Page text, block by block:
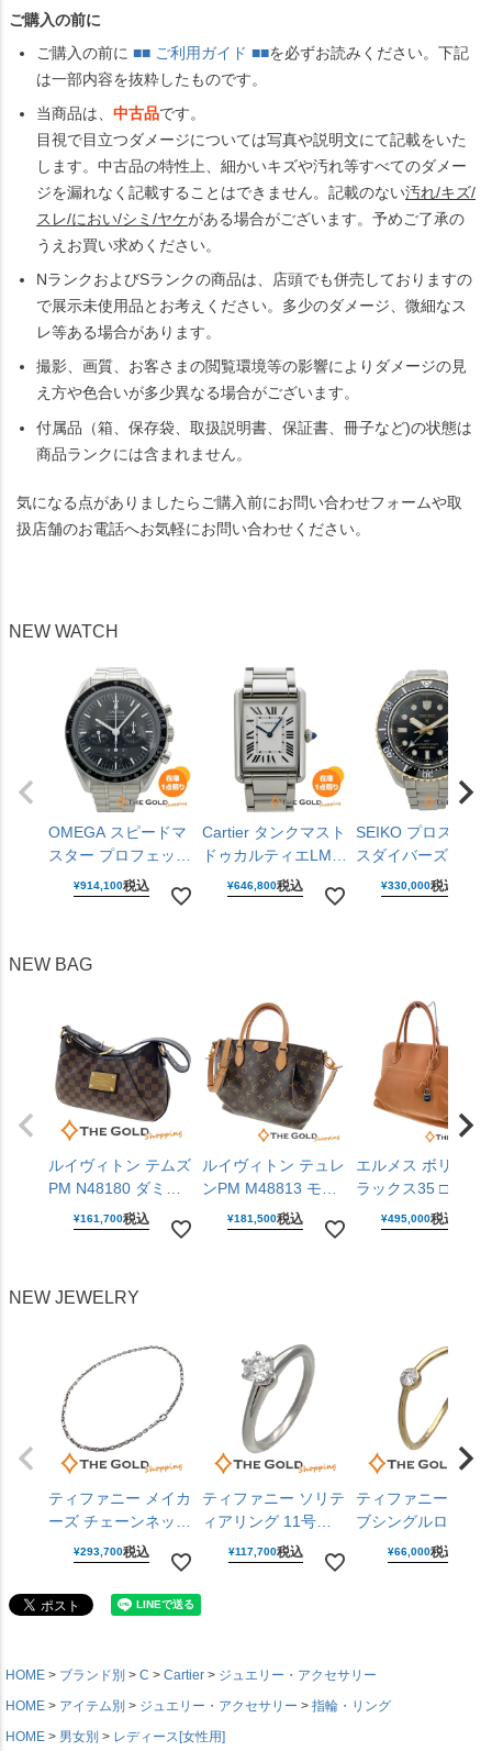
ご購入の前に
ご購入の前に ■■ ご利用ガイド ■■を必ずお読みください。下記
は一部内容を抜粋したものです。
当商品は、 中古品です。
目視で目立つダメージについては写真や説明文にて記載をいた
します。中古品の特性上、細かいキズや汚れ等すべてのダメー
ジを漏れなく記載することはできません。記載のない汚れ/キズ/
スレ/におい/シミ/ヤケがある場合がございます。予めご了承の
うえお買い求めください。
NランクおよびSランクの商品は、店頭でも併売しておりますの
で展示未使用品とお考えください。多少のダメージ、微細なス
レ等ある場合があります。
撮影、画質、お客さまの閲覧環境等の影響によりダメージの見
え方や色合いが多少異なる場合がございます。
付属品（箱、保存袋、取扱説明書、保証書、冊子など)の状態は
商品ランクには含まれません。
気になる点がありましたらご購入前にお問い合わせフォームや取
扱店舗のお電話へお気軽にお問い合わせください。
NEW WATCH
OMEGA スピードマ
スター プロフェッシ
ョナル
310.30.42.50.01.001
時計 メンズ ウォッ
¥914,100税込
Cartier タンクマスト
ドゥカルティエLM
WSTA0106 ラージモ
デル 25mm クォーツ
¥646,800税込
SEIKO プロスペッ
スダイバーズキュ
バーGMT SBEJ030
6R54-00R0 黒文字
¥330,000税込
NEW BAG
ルイヴィトン テムズ
PM N48180 ダミエ
キャンバス レザー
ブラウン 肩掛け ワ
VUITTON 【中古】
¥161,700税込
ルイヴィトン テュレ
ンPM M48813 モノ
グラム キャンバス
ブラウン 2WAY 斜め
¥181,500税込
エルメス ボリード
ラックス35 □P刻印
2012年 ライトブラ
ウン ヴォー・シッ
¥495,000税込
NEW JEWELRY
ティファニー メイカ
ーズ チェーンネック
レス 925 750 YG イ
エローゴールド シル
バーアクセサリー メ
ンズ レディース
¥293,700税込
ティファニー ソリテ
ィアリング 11号
PT950 ダイヤモンド
D0.33CT プラチナ
¥117,700税込
ティファニー ウェ
ブシングルロウダ
ヤモンドリング 9号
750 ダイヤモンド
¥66,000税込
HOME ブランド別 C Cartier
ジュエリー・アクセサリー
HOME
アイテム別 ジュエリー・アクセサリー
指輪・リング
HOME
男女別
レディース[女性用]